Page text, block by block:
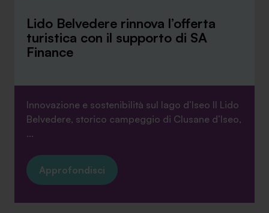
Lido Belvedere rinnova l’offerta
turistica con il supporto di SA
Finance
Innovazione e sostenibilità sul lago d’Iseo Il Lido
Belvedere, storico campeggio di Clusane d’Iseo,
...
Approfondisci